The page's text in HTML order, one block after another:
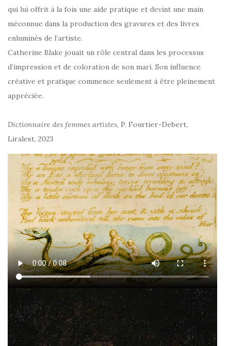
qui lui offrit à la fois une aide pratique et devint une main
méconnue dans la production des gravures et des livres
enluminés de l’artiste.
Catherine Blake jouait un rôle central dans les processus
d’impression et de coloration de son mari. Son influence
créative et pratique commence seulement à être pleinement
appréciée.
Dictionnaire des femmes artistes, P. Fourtier-Debert,
Liralest, 2023